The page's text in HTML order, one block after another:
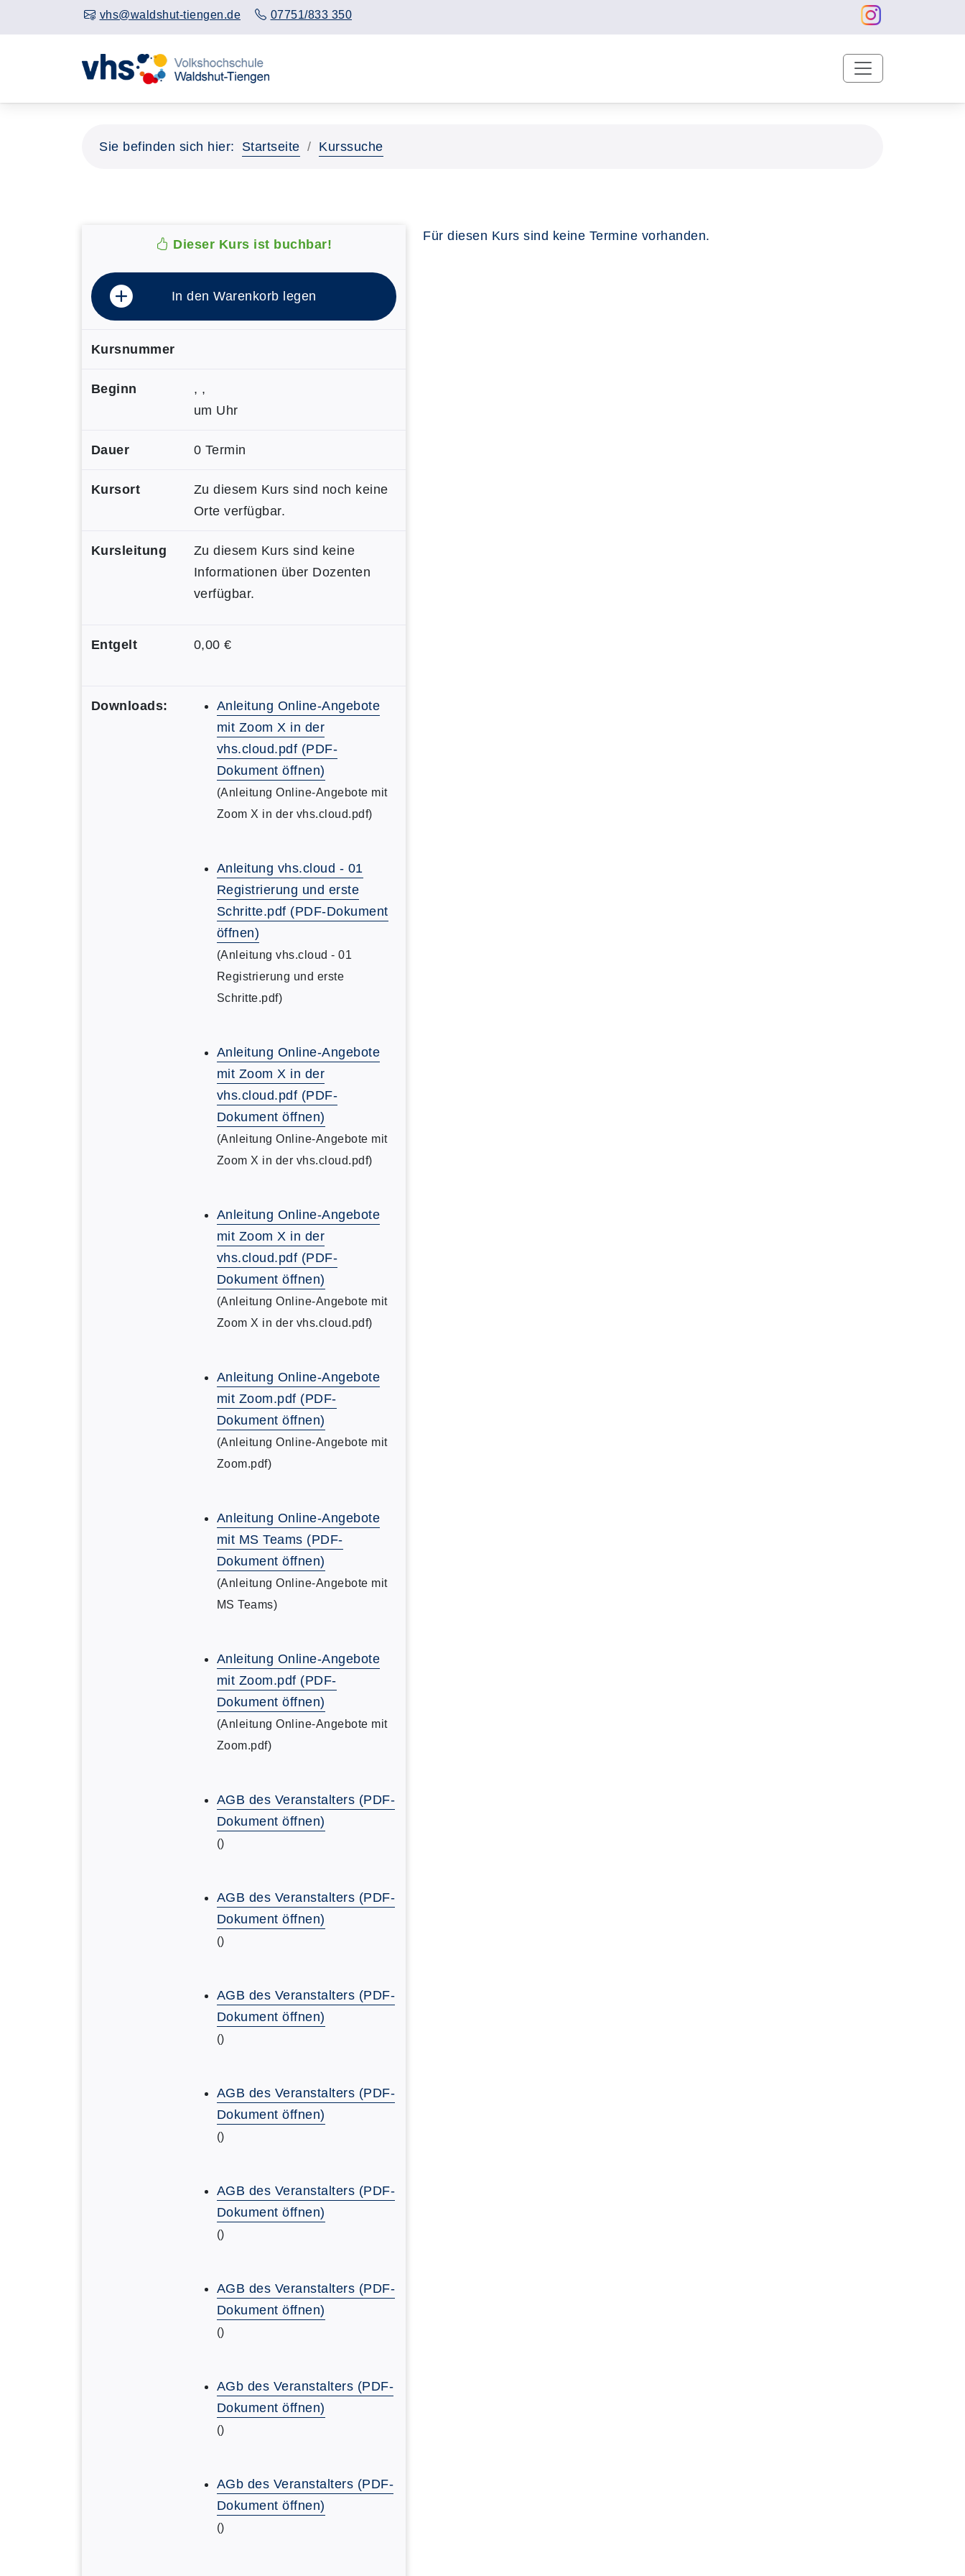
vhs@waldshut-tiengen.de 07751/833 350
Sie befinden sich hier: Startseite Kurssuche
Dieser Kurs ist buchbar!
In den Warenkorb legen
Kursnummer
Beginn
, ,
um Uhr
Dauer 0 Termin
Kursort
Zu diesem Kurs sind noch keine
Orte verfügbar.
Kursleitung
Zu diesem Kurs sind keine
Informationen über Dozenten
verfügbar.
Entgelt 0,00 €
Downloads:
Anleitung Online-Angebote
mit Zoom X in der
vhs.cloud.pdf (PDF-
Dokument öffnen)
(Anleitung Online-Angebote mit
Zoom X in der vhs.cloud.pdf)
Anleitung vhs.cloud - 01
Registrierung und erste
Schritte.pdf (PDF-Dokument
öffnen)
(Anleitung vhs.cloud - 01
Registrierung und erste
Schritte.pdf)
Anleitung Online-Angebote
mit Zoom X in der
vhs.cloud.pdf (PDF-
Dokument öffnen)
(Anleitung Online-Angebote mit
Zoom X in der vhs.cloud.pdf)
Anleitung Online-Angebote
mit Zoom X in der
vhs.cloud.pdf (PDF-
Dokument öffnen)
(Anleitung Online-Angebote mit
Zoom X in der vhs.cloud.pdf)
Anleitung Online-Angebote
mit Zoom.pdf (PDF-
Dokument öffnen)
(Anleitung Online-Angebote mit
Zoom.pdf)
Anleitung Online-Angebote
mit MS Teams (PDF-
Dokument öffnen)
(Anleitung Online-Angebote mit
MS Teams)
Anleitung Online-Angebote
mit Zoom.pdf (PDF-
Dokument öffnen)
(Anleitung Online-Angebote mit
Zoom.pdf)
AGB des Veranstalters (PDF-
Dokument öffnen)
()
AGB des Veranstalters (PDF-
Dokument öffnen)
()
AGB des Veranstalters (PDF-
Dokument öffnen)
()
AGB des Veranstalters (PDF-
Dokument öffnen)
()
AGB des Veranstalters (PDF-
Dokument öffnen)
()
AGB des Veranstalters (PDF-
Dokument öffnen)
()
AGb des Veranstalters (PDF-
Dokument öffnen)
()
AGb des Veranstalters (PDF-
Dokument öffnen)
()
Für diesen Kurs sind keine Termine vorhanden.